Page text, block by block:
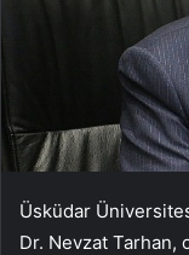
Üsküdar
Dr. Nevzat